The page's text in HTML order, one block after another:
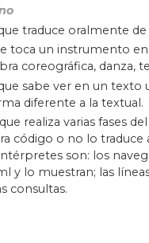
traduce oralmente
toca un instrumento
coreográfica, danza,
sabe ver en un texto
diferente a la textual.
realiza varias fases
código o no lo traduce
son: los
y lo muestran; las
consultas.